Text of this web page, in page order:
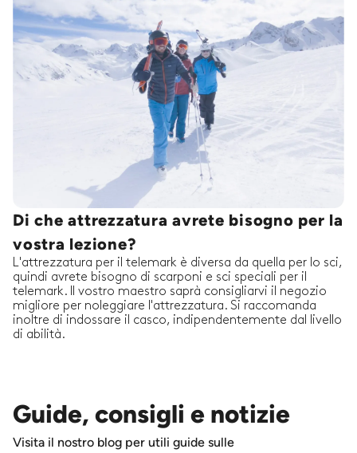
Di che attrezzatura avrete bisogno per la
vostra lezione?
L'attrezzatura per il telemark è diversa da quella per lo sci,
quindi avrete bisogno di scarponi e sci speciali per il
telemark. Il vostro maestro saprà consigliarvi il negozio
migliore per noleggiare l'attrezzatura. Si raccomanda
inoltre di indossare il casco, indipendentemente dal livello
di abilità.
Guide, consigli e notizie
Visita il nostro blog per utili guide sulle